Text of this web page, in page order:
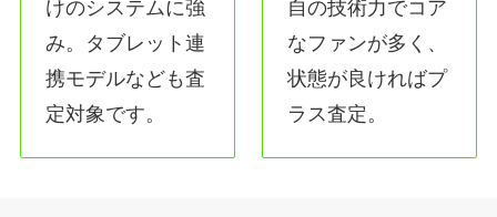
けのシステムに強
み。タブレット連
携モデルなども査
定対象です。
自の技術力でコア
なファンが多く、
状態が良ければプ
ラス査定。